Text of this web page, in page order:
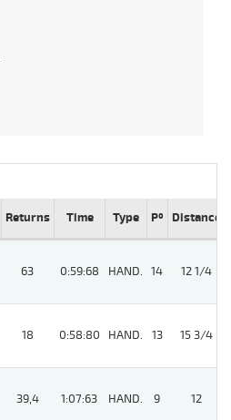
Returns Time Type Pº Distance
63 0:59:68 HAND. 14 12 1/4
18 0:58:80 HAND. 13 15 3/4
39,4 1:07:63 HAND. 9 12